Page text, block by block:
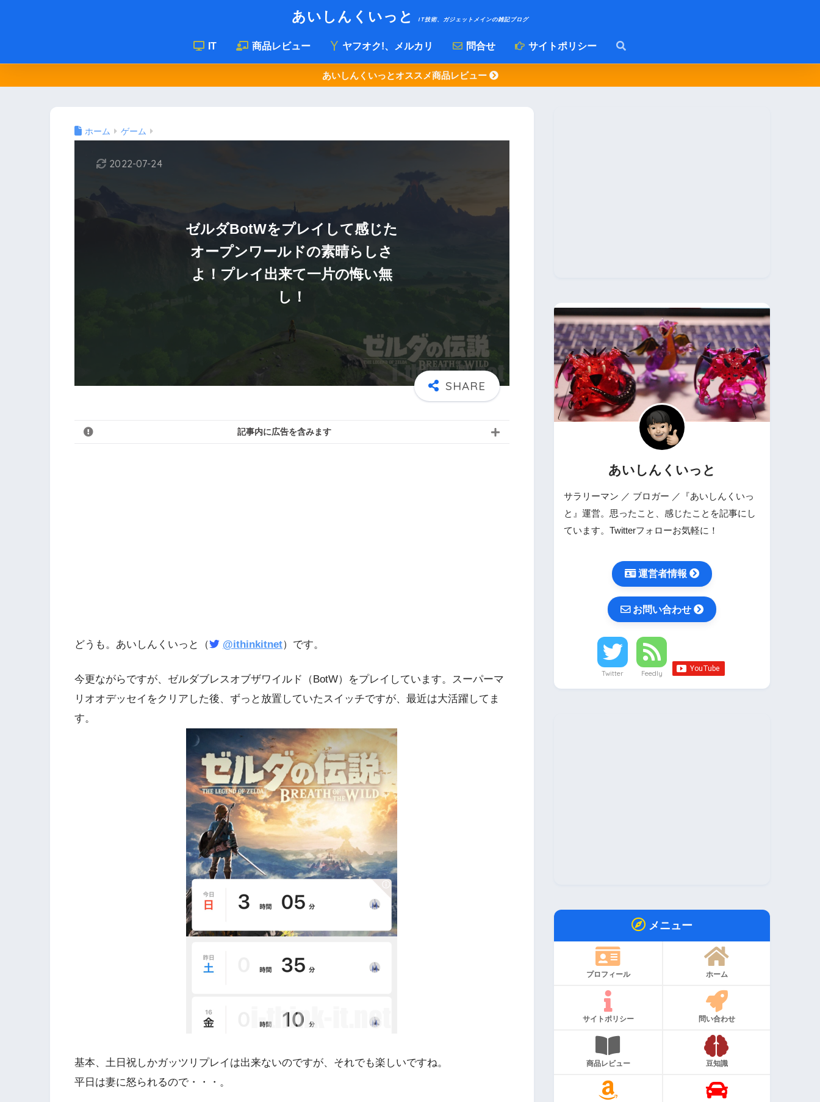
あいしんくいっと IT技術、ガジェットメインの雑記ブログ
IT 商品レビュー ヤフオク!、メルカリ 問合せ サイトポリシー
あいしんくいっとオススメ商品レビュー
ホーム ゲーム
ゼルダBotWをプレイして感じた
オープンワールドの素晴らしさ
よ！プレイ出来て一片の悔い無
し！
2022-07-24
記事内に広告を含みます
どうも。あいしんくいっと（ @ithinkitnet）です。
今更ながらですが、ゼルダブレスオブザワイルド（BotW）をプレイしています。スーパーマ
リオオデッセイをクリアした後、ずっと放置していたスイッチですが、最近は大活躍してま
す。
基本、土日祝しかガッツリプレイは出来ないのですが、それでも楽しいですね。
平日は妻に怒られるので・・・。
あいしんくいっと
サラリーマン ／ ブロガー ／『あいしんくいっ
と』運営。思ったこと、感じたことを記事にし
ています。Twitterフォローお気軽に！
運営者情報
お問い合わせ
Twitter Feedly
メニュー
プロフィール ホーム
サイトポリシー 問い合わせ
商品レビュー 豆知識